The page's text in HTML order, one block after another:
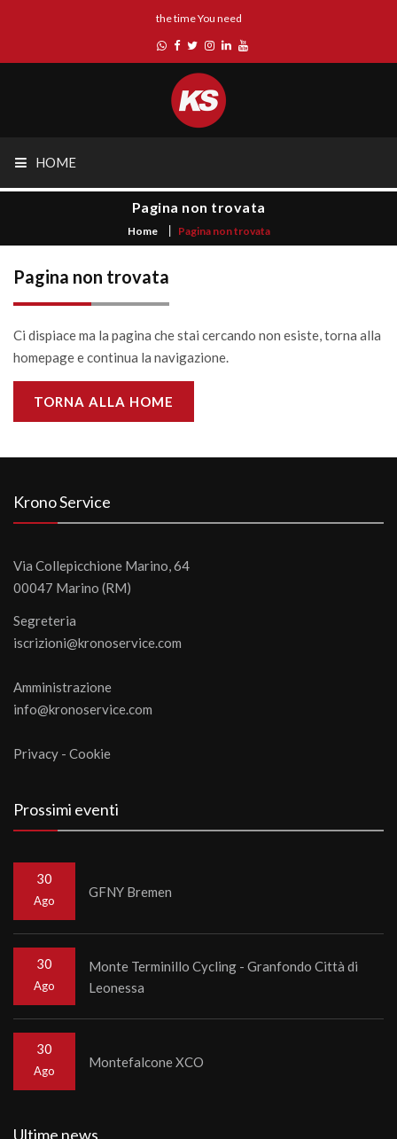
the time You need
HOME
Pagina non trovata
Home Pagina non trovata
Pagina non trovata
Ci dispiace ma la pagina che stai cercando non esiste, torna alla
homepage e continua la navigazione.
TORNA ALLA HOME
Krono Service
Via Collepicchione Marino, 64
00047 Marino (RM)
Segreteria
iscrizioni@kronoservice.com
Amministrazione
info@kronoservice.com
Privacy - Cookie
Prossimi eventi
30
Ago
GFNY Bremen
30
Ago
Monte Terminillo Cycling - Granfondo Città di
Leonessa
30
Ago
Montefalcone XCO
Ultime news